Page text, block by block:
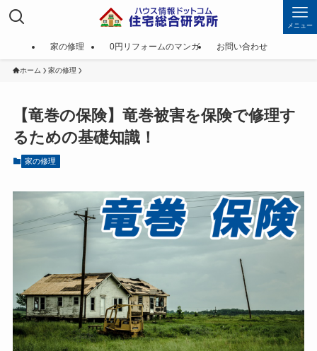
メニュー
家の修理 0円リフォームのマンガ お問い合わせ
ホーム 家の修理
【竜巻の保険】竜巻被害を保険で修理す
るための基礎知識！
家の修理